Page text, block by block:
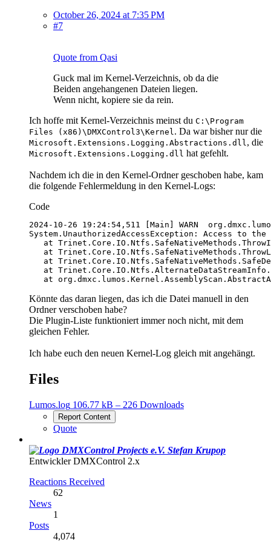
October 26, 2024 at 7:35 PM
#7
Quote from Qasi
Guck mal im Kernel-Verzeichnis, ob da die
Beiden angehangenen Dateien liegen.
Wenn nicht, kopiere sie da rein.
Ich hoffe mit Kernel-Verzeichnis meinst du C:\Program
Files (x86)\DMXControl3\Kernel . Da war bisher nur die
Microsoft.Extensions.Logging.Abstractions.dll , die
Microsoft.Extensions.Logging.dll hat gefehlt.
Nachdem ich die in den Kernel-Ordner geschoben habe, kam
die folgende Fehlermeldung in den Kernel-Logs:
Code
at
Könnte das daran liegen, das ich die Datei manuell in den
Ordner verschoben habe?
Die Plugin-Liste funktioniert immer noch nicht, mit dem
gleichen Fehler.
Ich habe euch den neuen Kernel-Log gleich mit angehängt.
Files
Lumos.log 106.77 kB – 226 Downloads
Report Content
Quote
Stefan Krupop
Entwickler DMXControl 2.x
Reactions Received
62
News
1
Posts
4,074